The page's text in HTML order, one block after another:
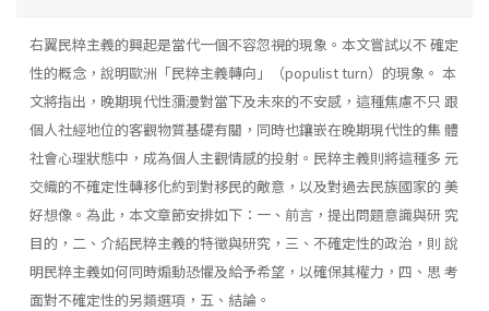
右翼民粹主義的興起是當代一個不容忽視的現象。本文嘗試以不 確定
性的概念，說明歐洲「民粹主義轉向」（populist turn）的現象。 本
文將指出，晚期現代性瀰漫對當下及未來的不安感，這種焦慮不只 跟
個人社經地位的客觀物質基礎有關，同時也鑲嵌在晚期現代性的集 體
社會心理狀態中，成為個人主觀情感的投射。民粹主義則將這種多 元
交織的不確定性轉移化約到對移民的敵意，以及對過去民族國家的 美
好想像。為此，本文章節安排如下：一、前言，提出問題意識與研 究
目的，二、介紹民粹主義的特徵與研究，三、不確定性的政治，則 說
明民粹主義如何同時煽動恐懼及給予希望，以確保其權力，四、思 考
面對不確定性的另類選項，五、結論。